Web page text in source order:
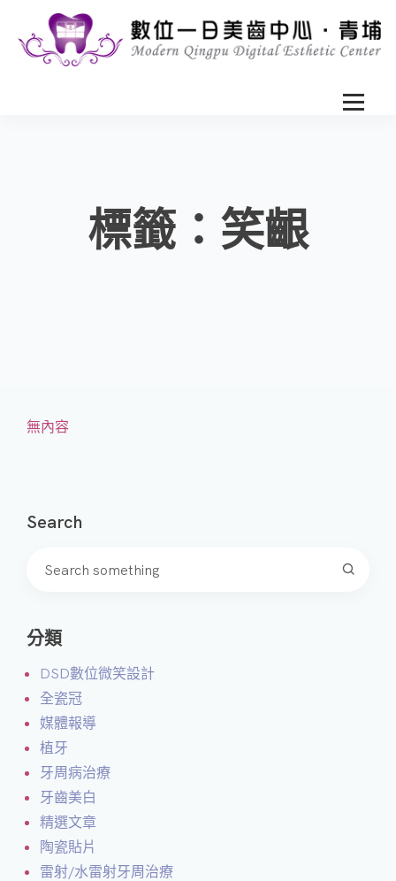
標籤：笑齦
無內容
Search
分類
DSD數位微笑設計
全瓷冠
媒體報導
植牙
牙周病治療
牙齒美白
精選文章
陶瓷貼片
雷射/水雷射牙周治療